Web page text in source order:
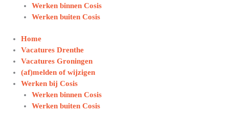
Werken binnen Cosis
Werken buiten Cosis
Home
Vacatures Drenthe
Vacatures Groningen
(af)melden of wijzigen
Werken bij Cosis
Werken binnen Cosis
Werken buiten Cosis